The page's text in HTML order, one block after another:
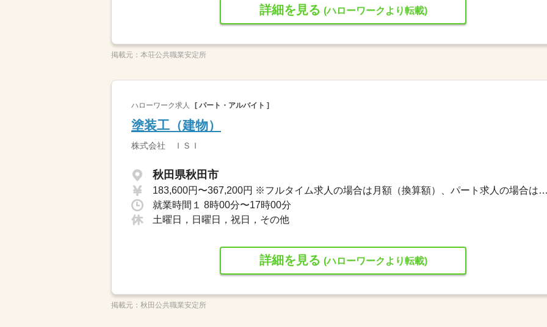
詳細を見る (ハローワークより転載)
掲載元： 本荘公共職業安定所
ハローワーク求人 [ パート・アルバイト ]
塗装工（建物）
株式会社 ＩＳＩ
秋田県秋田市
183,600円〜367,200円 ※フルタイム求人の場合は月額（換算額）、パート求人の場合は時間額を表示しています。
就業時間１ 8時00分〜17時00分
土曜日，日曜日，祝日，その他
詳細を見る (ハローワークより転載)
掲載元： 秋田公共職業安定所